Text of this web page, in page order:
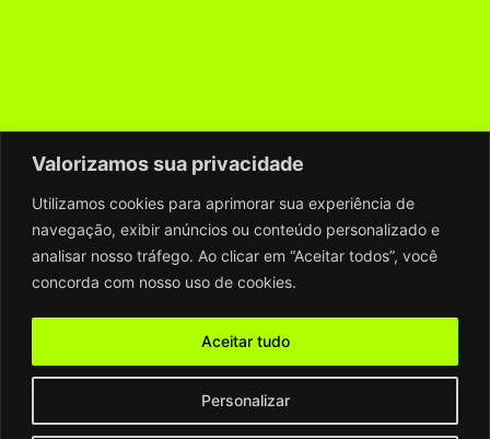
Valorizamos sua privacidade
Utilizamos cookies para aprimorar sua experiência de
navegação, exibir anúncios ou conteúdo personalizado e
analisar nosso tráfego. Ao clicar em “Aceitar todos”, você
concorda com nosso uso de cookies.
Personalizar
Aceitar tudo